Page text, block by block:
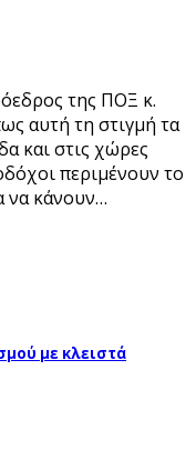
της ΠΟΞ κ.
αυτή τη στιγμή τα
και στις χώρες
περιμένουν το
να κάνουν…
με κλειστά